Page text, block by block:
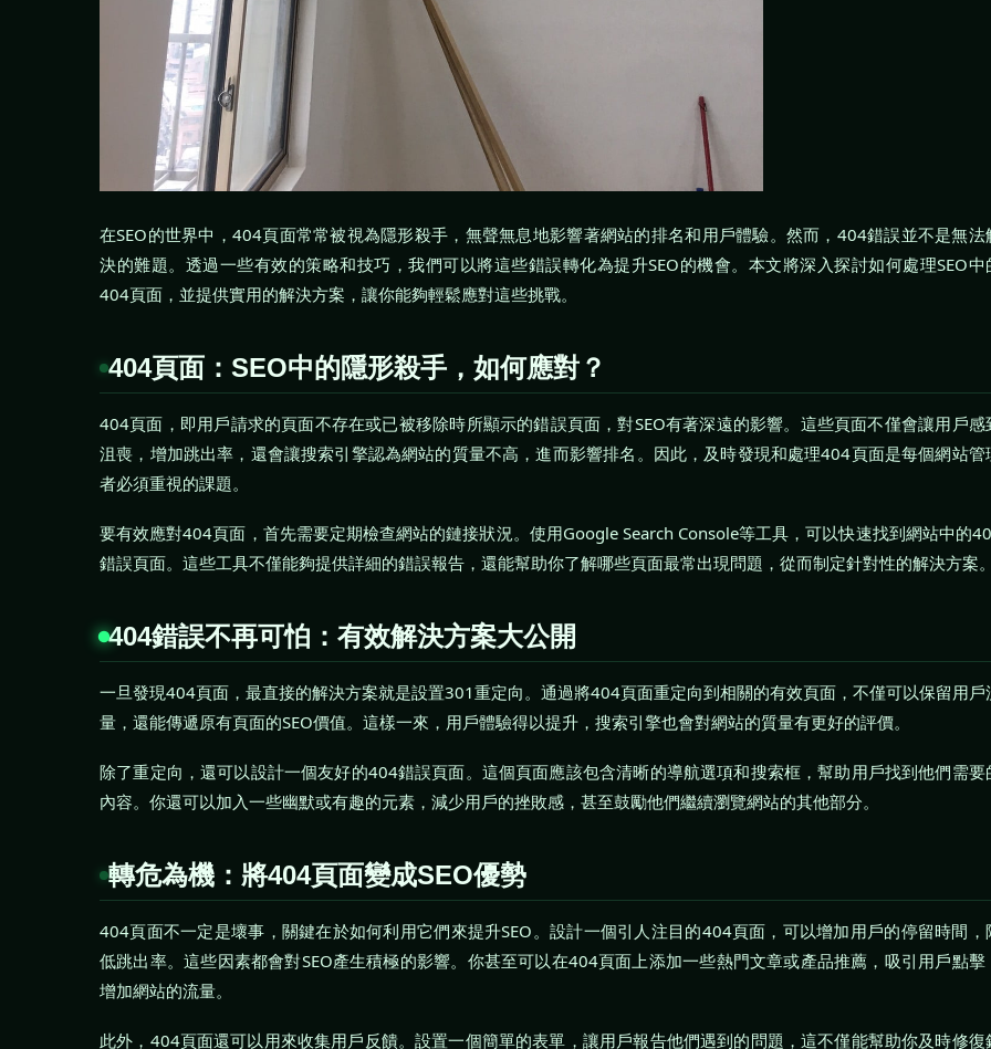
在SEO的世界中，404頁面常常被視為隱形殺手，無聲無息地影響著網站的排名和用戶體驗。然而，404錯誤並不是無法
決的難題。透過一些有效的策略和技巧，我們可以將這些錯誤轉化為提升SEO的機會。本文將深入探討如何處理SEO中
404頁面，並提供實用的解決方案，讓你能夠輕鬆應對這些挑戰。
404頁面：SEO中的隱形殺手，如何應對？
404頁面，即用戶請求的頁面不存在或已被移除時所顯示的錯誤頁面，對SEO有著深遠的影響。這些頁面不僅會讓用戶感
沮喪，增加跳出率，還會讓搜索引擎認為網站的質量不高，進而影響排名。因此，及時發現和處理404頁面是每個網站管
者必須重視的課題。
要有效應對404頁面，首先需要定期檢查網站的鏈接狀況。使用Google Search Console等工具，可以快速找到網站中的
錯誤頁面。這些工具不僅能夠提供詳細的錯誤報告，還能幫助你了解哪些頁面最常出現問題，從而制定針對性的解決方案。
404錯誤不再可怕：有效解決方案大公開
一旦發現404頁面，最直接的解決方案就是設置301重定向。通過將404頁面重定向到相關的有效頁面，不僅可以保留用戶
量，還能傳遞原有頁面的SEO價值。這樣一來，用戶體驗得以提升，搜索引擎也會對網站的質量有更好的評價。
除了重定向，還可以設計一個友好的404錯誤頁面。這個頁面應該包含清晰的導航選項和搜索框，幫助用戶找到他們需要
內容。你還可以加入一些幽默或有趣的元素，減少用戶的挫敗感，甚至鼓勵他們繼續瀏覽網站的其他部分。
轉危為機：將404頁面變成SEO優勢
404頁面不一定是壞事，關鍵在於如何利用它們來提升SEO。設計一個引人注目的404頁面，可以增加用戶的停留時間，
低跳出率。這些因素都會對SEO產生積極的影響。你甚至可以在404頁面上添加一些熱門文章或產品推薦，吸引用戶點擊
增加網站的流量。
此外，404頁面還可以用來收集用戶反饋。設置一個簡單的表單，讓用戶報告他們遇到的問題，這不僅能幫助你及時修復